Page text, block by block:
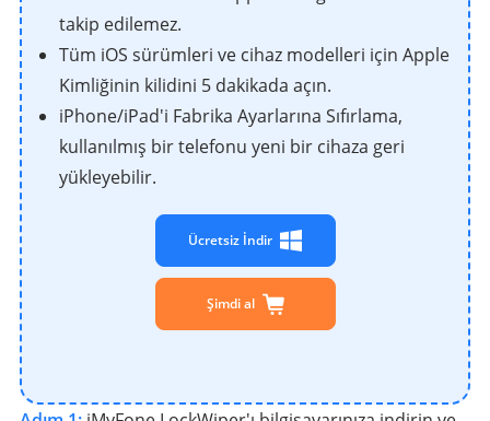
takip edilemez.
Tüm iOS sürümleri ve cihaz modelleri için Apple
Kimliğinin kilidini 5 dakikada açın.
iPhone/iPad'i Fabrika Ayarlarına Sıfırlama,
kullanılmış bir telefonu yeni bir cihaza geri
yükleyebilir.
Ücretsiz İndir
Şimdi al